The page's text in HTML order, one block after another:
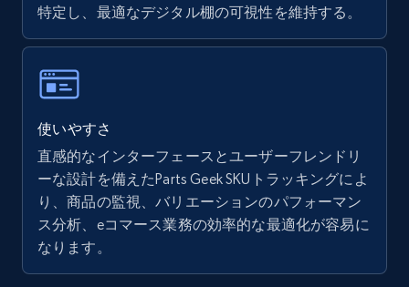
URL, Final price, Sku, Currency, Gtin,
Specifications, Image urls, Top reviews, and
more.
Walmart - products - Collects products by
specific keywords
URL, Final price, Sku, Currency, Gtin,
Specifications, Image urls, Top reviews, and
特定し、最適なデジタル棚の可視性を維持する。
使いやすさ
直感的なインターフェースとユーザーフレンドリ
ーな設計を備えたParts Geek SKUトラッキングによ
り、商品の監視、バリエーションのパフォーマン
ス分析、eコマース業務の効率的な最適化が容易に
なります。